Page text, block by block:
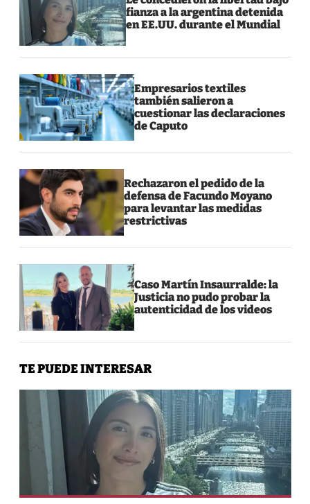
fianza a la argentina detenida
en EE.UU. durante el Mundial
Empresarios textiles
también salieron a
cuestionar las declaraciones
de Caputo
Rechazaron el pedido de la
defensa de Facundo Moyano
para levantar las medidas
restrictivas
Caso Martín Insaurralde: la
Justicia no pudo probar la
autenticidad de los videos
TE PUEDE INTERESAR